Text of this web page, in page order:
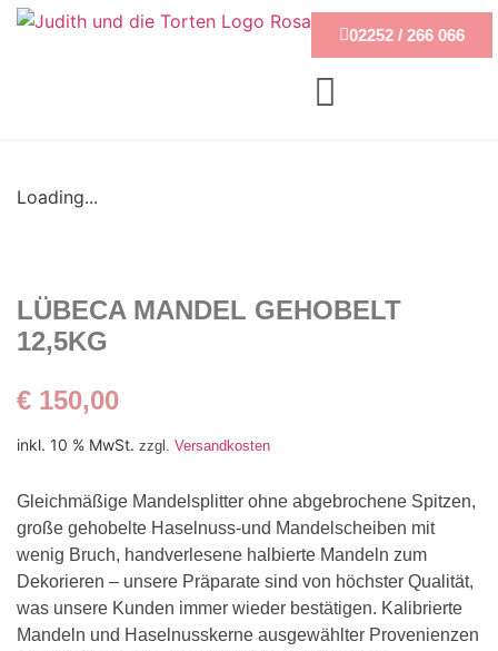
02252 / 266 066
Loading...
LÜBECA MANDEL GEHOBELT
12,5KG
€ 150,00
inkl. 10 % MwSt. zzgl. Versandkosten
Gleichmäßige Mandelsplitter ohne abgebrochene Spitzen,
große gehobelte Haselnuss-und Mandelscheiben mit
wenig Bruch, handverlesene halbierte Mandeln zum
Dekorieren – unsere Präparate sind von höchster Qualität,
was unsere Kunden immer wieder bestätigen. Kalibrierte
Mandeln und Haselnusskerne ausgewählter Provenienzen